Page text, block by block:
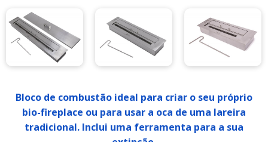
Bloco de combustão ideal para criar o seu próprio
bio-fireplace ou para usar a oca de uma lareira
tradicional. Inclui uma ferramenta para a sua